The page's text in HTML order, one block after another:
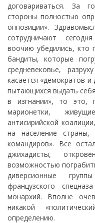
договариваться. За
стороны полностью
оппозиции».
сотрудничают
воочию убедились, кто
бандиты, которые
средневековье,
касается «демократов
пытающихся выдать
в изгнании», то это,
марионетки,
антисирийской
на население
командиров». Все
джихадисты,
возможностью
диверсионные
французского
монархий. Вполне
никакой
определению.